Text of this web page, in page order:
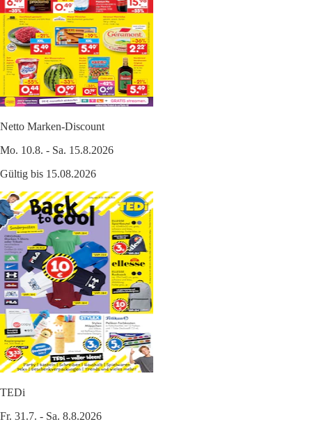
Netto Marken-Discount
Mo. 10.8. - Sa. 15.8.2026
Gültig bis 15.08.2026
TEDi
Fr. 31.7. - Sa. 8.8.2026